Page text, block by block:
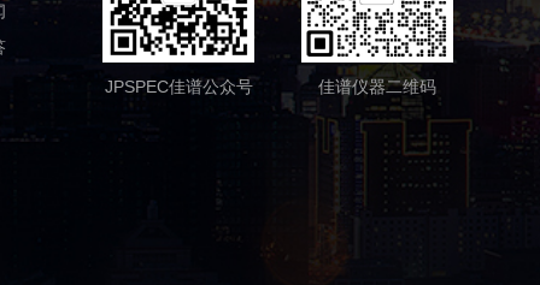
JPSPEC佳谱公众号 佳谱仪器二维码